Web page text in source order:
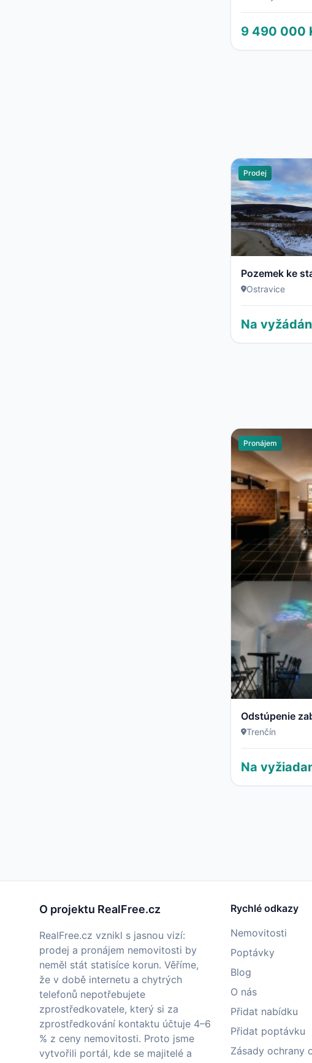
9 490 000
Prodej
Pozemek ke
Ostravice
Na
Pronájem
Trenčín
Na
O projektu RealFree.cz
RealFree.cz vznikl s jasnou vizí:
prodej a pronájem nemovitosti by
neměl stát statisíce korun. Věříme,
že v době internetu a chytrých
telefonů nepotřebujete
zprostředkovatele, který si za
zprostředkování kontaktu účtuje 4–6
% z ceny nemovitosti. Proto jsme
vytvořili portál, kde se majitelé a
Rychlé odkazy
Nemovitosti
Poptávky
Blog
O nás
Přidat nabídku
Přidat poptávku
Zásady ochrany